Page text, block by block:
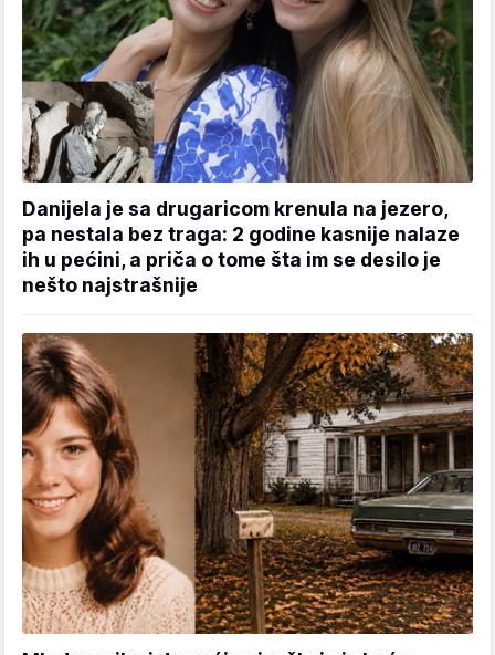
Danijela je sa drugaricom krenula na jezero,
pa nestala bez traga: 2 godine kasnije nalaze
ih u pećini, a priča o tome šta im se desilo je
nešto najstrašnije